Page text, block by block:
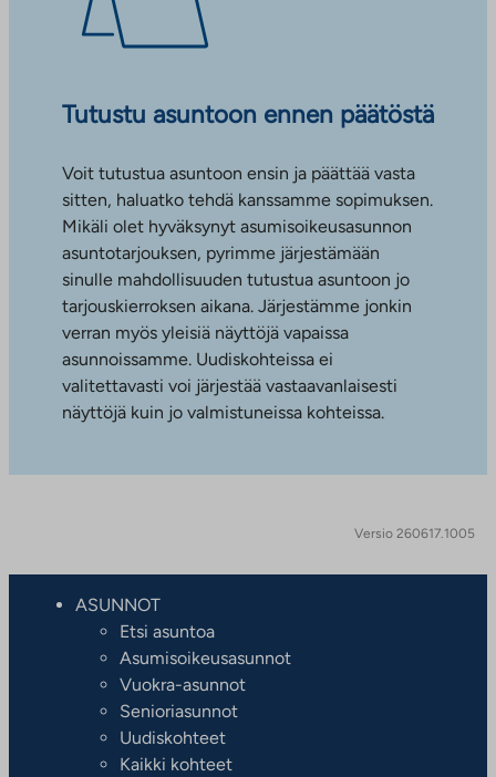
Tutustu asuntoon ennen päätöstä
Voit tutustua asuntoon ensin ja päättää vasta
sitten, haluatko tehdä kanssamme sopimuksen.
Mikäli olet hyväksynyt asumisoikeusasunnon
asuntotarjouksen, pyrimme järjestämään
sinulle mahdollisuuden tutustua asuntoon jo
tarjouskierroksen aikana. Järjestämme jonkin
verran myös yleisiä näyttöjä vapaissa
asunnoissamme. Uudiskohteissa ei
valitettavasti voi järjestää vastaavanlaisesti
näyttöjä kuin jo valmistuneissa kohteissa.
Versio 260617.1005
ASUNNOT
Etsi asuntoa
Asumisoikeusasunnot
Vuokra-asunnot
Senioriasunnot
Uudiskohteet
Kaikki kohteet